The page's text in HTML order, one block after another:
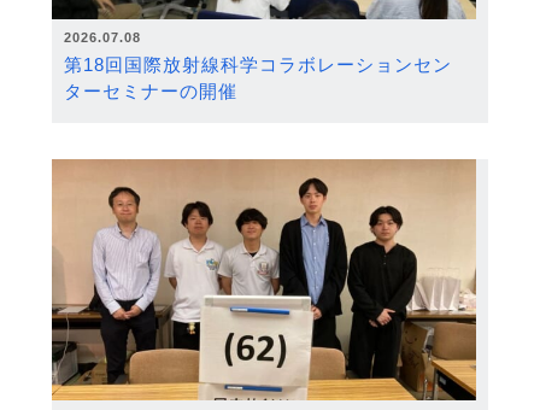
2026.07.08
第18回国際放射線科学コラボレーションセン
ターセミナーの開催